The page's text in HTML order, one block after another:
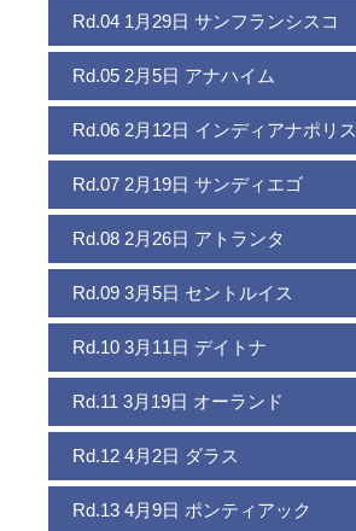
Rd.04 1月29日 サンフランシスコ
Rd.05 2月5日 アナハイム
Rd.06 2月12日 インディアナポリス
Rd.07 2月19日 サンディエゴ
Rd.08 2月26日 アトランタ
Rd.09 3月5日 セントルイス
Rd.10 3月11日 デイトナ
Rd.11 3月19日 オーランド
Rd.12 4月2日 ダラス
Rd.13 4月9日 ポンティアック